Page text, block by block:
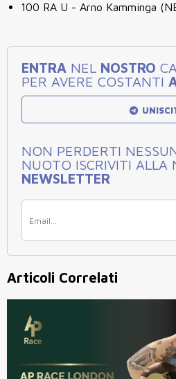
100 RA U - Arno Kamminga
ENTRA NEL NOSTRO
PER AVERE COSTANTI
NON PERDERTI
NUOTO ISCRIVITI ALLA
NEWSLETTER
Articoli Correlati